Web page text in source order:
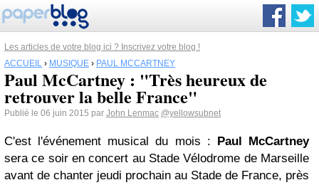
Les articles de votre blog ici ? Inscrivez votre blog !
ACCUEIL › MUSIQUE › PAUL MCCARTNEY
Paul McCartney : "Très heureux de
retrouver la belle France"
Publié le 06 juin 2015 par John Lenmac @yellowsubnet
C'est l'événement musical du mois : Paul McCartney
sera ce soir en concert au Stade Vélodrome de Marseille
avant de chanter jeudi prochain au Stade de France, près